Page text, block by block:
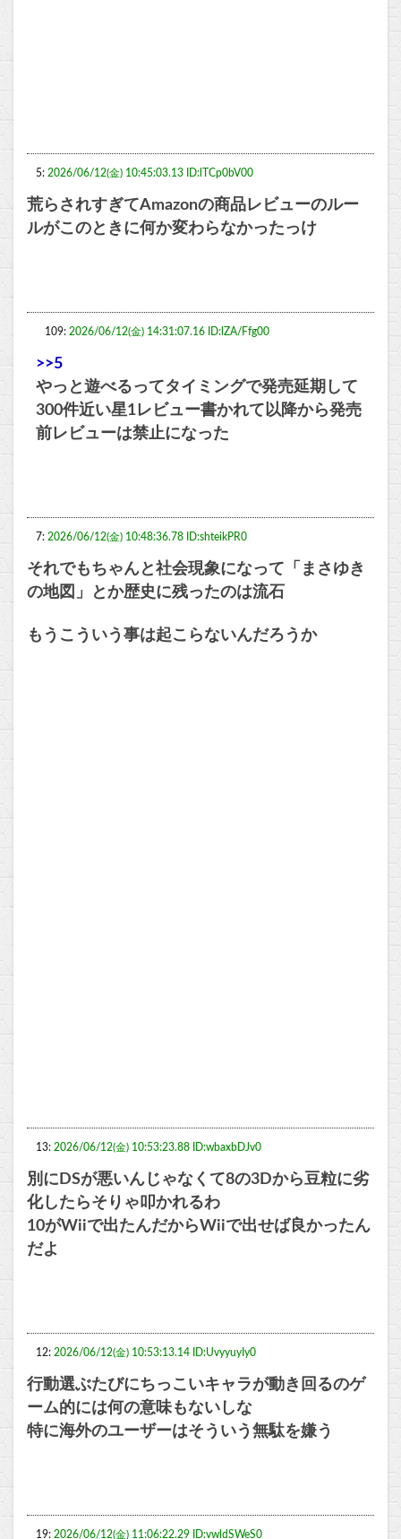
5: 2026/06/12(金) 10:45:03.13 ID:lTCp0bV00
荒らされすぎてAmazonの商品レビューのルー
ルがこのときに何か変わらなかったっけ
109: 2026/06/12(金) 14:31:07.16 ID:lZA/Ffg00
>>5
やっと遊べるってタイミングで発売延期して
300件近い星1レビュー書かれて以降から発売
前レビューは禁止になった
7: 2026/06/12(金) 10:48:36.78 ID:shteikPR0
それでもちゃんと社会現象になって「まさゆき
の地図」とか歴史に残ったのは流石
もうこういう事は起こらないんだろうか
13: 2026/06/12(金) 10:53:23.88 ID:wbaxbDJv0
別にDSが悪いんじゃなくて8の3Dから豆粒に劣
化したらそりゃ叩かれるわ
10がWiiで出たんだからWiiで出せば良かったん
だよ
12: 2026/06/12(金) 10:53:13.14 ID:UvyyuyIy0
行動選ぶたびにちっこいキャラが動き回るのゲ
ーム的には何の意味もないしな
特に海外のユーザーはそういう無駄を嫌う
19: 2026/06/12(金) 11:06:22.29 ID:vwldSWeS0